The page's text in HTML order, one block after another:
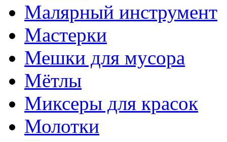
Малярный инструмент
Мастерки
Мешки для мусора
Мётлы
Миксеры для красок
Молотки